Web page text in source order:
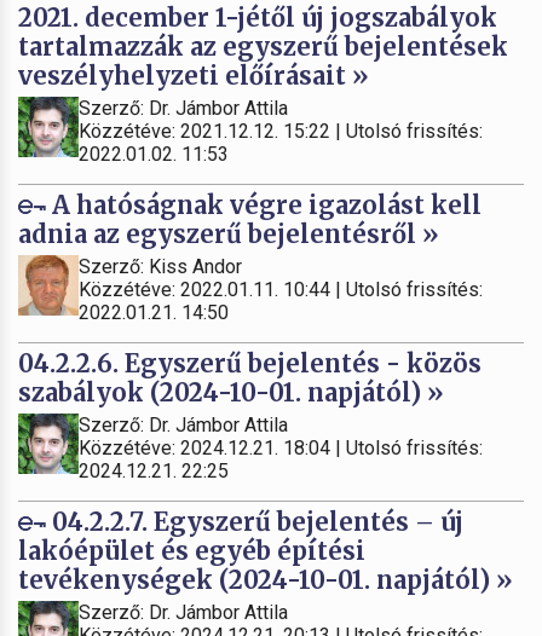
2021. december 1-jétől új jogszabályok
tartalmazzák az egyszerű bejelentések
veszélyhelyzeti előírásait »
Szerző: Dr. Jámbor Attila
Közzétéve: 2021.12.12. 15:22 | Utolsó frissítés:
2022.01.02. 11:53
A hatóságnak végre igazolást kell
adnia az egyszerű bejelentésről »
Szerző: Kiss Andor
Közzétéve: 2022.01.11. 10:44 | Utolsó frissítés:
2022.01.21. 14:50
04.2.2.6. Egyszerű bejelentés - közös
szabályok (2024-10-01. napjától) »
Szerző: Dr. Jámbor Attila
Közzétéve: 2024.12.21. 18:04 | Utolsó frissítés:
2024.12.21. 22:25
04.2.2.7. Egyszerű bejelentés – új
lakóépület és egyéb építési
tevékenységek (2024-10-01. napjától) »
Szerző: Dr. Jámbor Attila